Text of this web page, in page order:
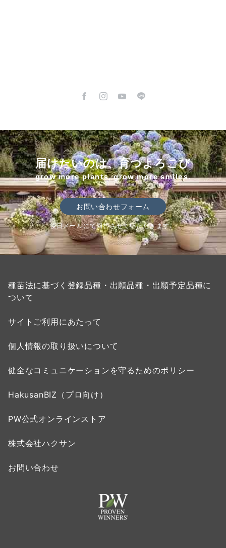
届けたいのは、育つよろこび
grow more plants, grow more smiles.
お問い合わせフォーム
後日メールにて回答させていただきます。
種苗法に基づく登録品種・出願品種・出願予定品種に
ついて
サイトご利用にあたって
個人情報の取り扱いについて
健全なコミュニケーションを守るためのポリシー
HakusanBIZ（プロ向け）
PW公式オンラインストア
株式会社ハクサン
お問い合わせ